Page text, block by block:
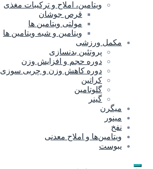
ویتامین، املاح و ترکیبات مغذی
قرص جوشان
مولتی ویتامین ها
ویتامین و شبه ویتامین ها
مکمل ورزشی
پروتئین بدنسازی
دوره حجم و افزایش وزن
دوره کاهش وزن و چربی سوزی
کراتین
گلوتامین
گینر
میگرن
مینور
نفخ
ویتامین‌ها و املاح معدنی
یبوست